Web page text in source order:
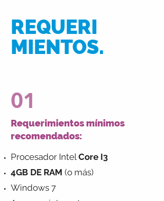
REQUERI
MIENTOS.
01
Requerimientos mínimos
recomendados:
Procesador IntelCore I3
4GB DE RAM (o más)
Windows 7